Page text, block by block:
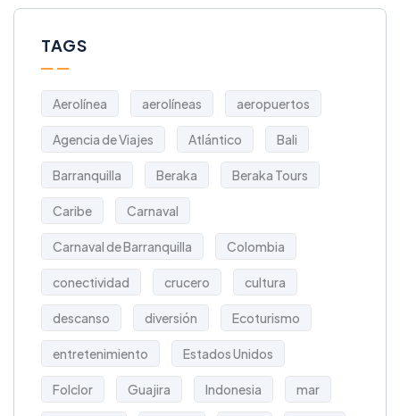
TAGS
Aerolínea aerolíneas aeropuertos
Agencia de Viajes Atlántico Bali
Barranquilla Beraka Beraka Tours
Caribe Carnaval
Carnaval de Barranquilla Colombia
conectividad crucero cultura
descanso diversión Ecoturismo
entretenimiento Estados Unidos
Folclor Guajira Indonesia mar